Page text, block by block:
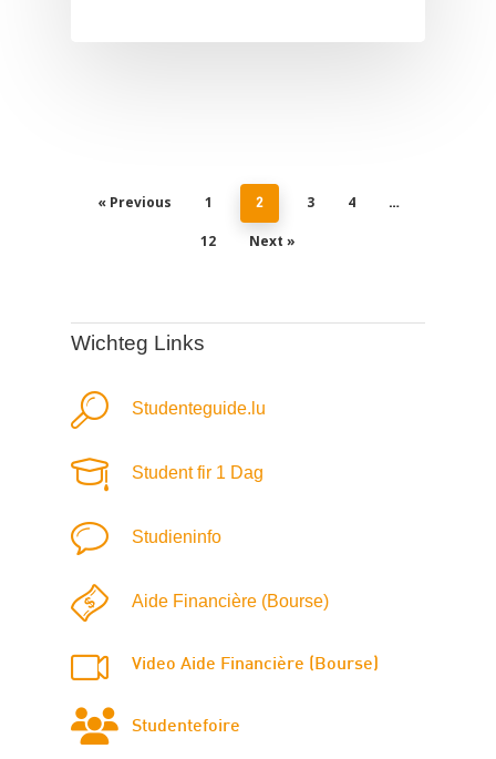
« Previous 1 2 3 4 …
12 Next »
Wichteg Links
Studenteguide.lu
Student fir 1 Dag
Studieninfo
Aide Financière (Bourse)
Video Aide Financière (Bourse)
Studentefoire